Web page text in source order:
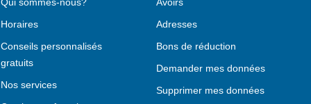
Horaires
Conseils personnalisés
gratuits
Nos services
Adresses
Bons de réduction
Demander mes données
Supprimer mes données